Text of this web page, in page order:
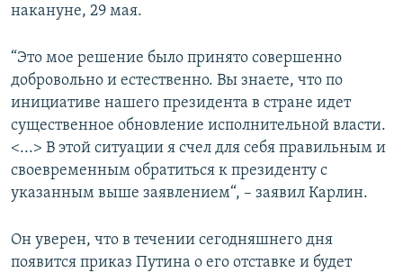
накануне, 29 мая.
“Это мое решение было принято совершенно
добровольно и естественно. Вы знаете, что по
инициативе нашего президента в стране идет
существенное обновление исполнительной власти.
<...> В этой ситуации я счел для себя правильным и
своевременным обратиться к президенту с
указанным выше заявлением“, – заявил Карлин.
Он уверен, что в течении сегодняшнего дня
появится приказ Путина о его отставке и будет